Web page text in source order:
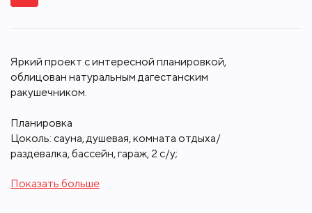
Яркий проект с интересной планировкой,
облицован натуральным дагестанским
ракушечником.
Планировка
Цоколь: сауна, душевая, комната отдыха/
раздевалка, бассейн, гараж, 2 с/у;
столовая, кладовая/постирочная, гостиная,
Показать больше